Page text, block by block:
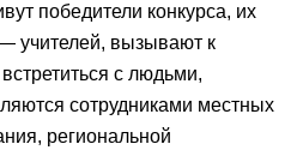
победители конкурса, их
учителей, вызывают к
с людьми,
сотрудниками местных
региональной